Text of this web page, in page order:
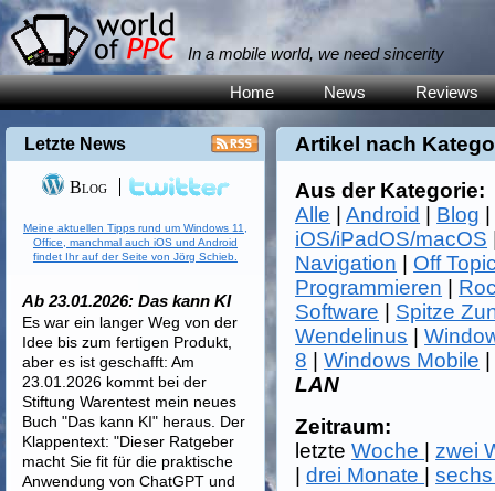
In a mobile world, we need sincerity
Home News Reviews
Artikel nach
Aus der Kategorie:
Alle |Android Blog
iOS/iPadOS/macOS
Navigation
Off
Programmieren
Software
Spitze
Wendelinus |
8 |Windows Mobile
LAN
Zeitraum:
letzteWoche
zwei
|drei Monate |
Letzte News
Blog
Meine aktuellen Tipps rund um Windows 11,
Office, manchmal auch iOS und Android
findet Ihr auf der Seite von Jörg Schieb.
Ab 23.01.2026: Das kann KI
Es war ein langer Weg von der
Idee bis zum fertigen Produkt,
aber es ist geschafft: Am
23.01.2026 kommt bei der
Stiftung Warentest mein neues
Buch "Das kann KI" heraus. Der
Klappentext: "Dieser Ratgeber
macht Sie fit für die praktische
Anwendung von ChatGPT und